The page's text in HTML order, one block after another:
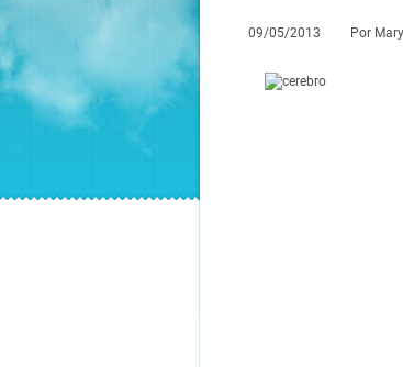
09/05/2013 Por